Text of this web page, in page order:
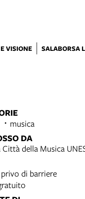
VISIONE SALABORSA
musica
DA
della Musica
di barriere